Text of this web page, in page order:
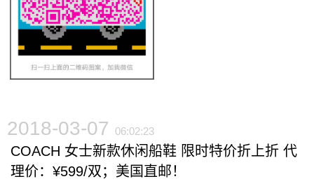
2018-03-07 06:02:23
COACH 女士新款休闲船鞋 限时特价折上折 代
理价：¥599/双；美国直邮！